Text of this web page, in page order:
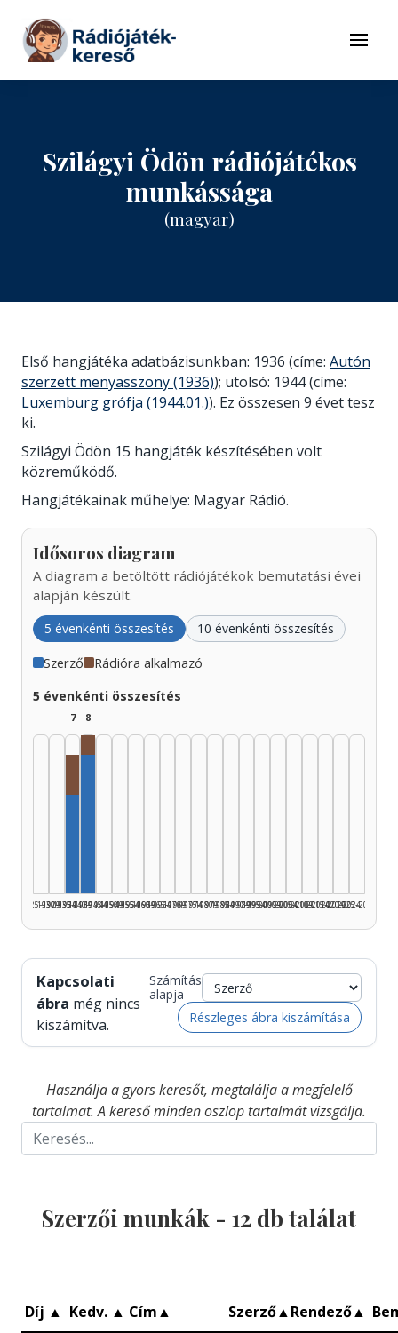
Tovább a tartalomhoz
Menü
Szilágyi Ödön rádiójátékos
munkássága
(magyar)
Első hangjátéka adatbázisunkban: 1936 (címe: Autón
szerzett menyasszony (1936)); utolsó: 1944 (címe:
Luxemburg grófja (1944.01.)). Ez összesen 9 évet tesz
ki.
Szilágyi Ödön 15 hangjáték készítésében volt
közreműködő.
Hangjátékainak műhelye: Magyar Rádió.
Idősoros diagram
A diagram a betöltött rádiójátékok bemutatási évei
alapján készült.
5 évenkénti összesítés 10 évenkénti összesítés
Szerző Rádióra alkalmazó
5 évenkénti összesítés
1925–1929
1930–1934
7
1935–1939
8
Rádióra alkalmazó, 1940–1944: 1
1940–1944
1945–1949
1950–1954
1955–1959
1960–1964
1965–1969
1970–1974
1975–1979
1980–1984
1985–1989
1990–1994
1995–1999
2000–2004
2005–2009
2010–2014
2015–2019
2020–2024
2025–2026
Kapcsolati
ábra még nincs
kiszámítva.
Számítás
alapja
Részleges ábra kiszámítása
Használja a gyors keresőt, megtalálja a megfelelő
tartalmat. A kereső minden oszlop tartalmát vizsgálja.
Szerzői munkák - 12 db találat
Díj ▲ Kedv. ▲ Cím▲ Szerző▲Rendező▲